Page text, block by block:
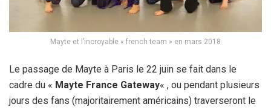
Mayte et l’incroyable « french team » en mars 2018
Le passage de Mayte à Paris le 22 juin se fait dans le
cadre du « Mayte France Gateway« , ou pendant plusieurs
jours des fans (majoritairement américains) traverseront le